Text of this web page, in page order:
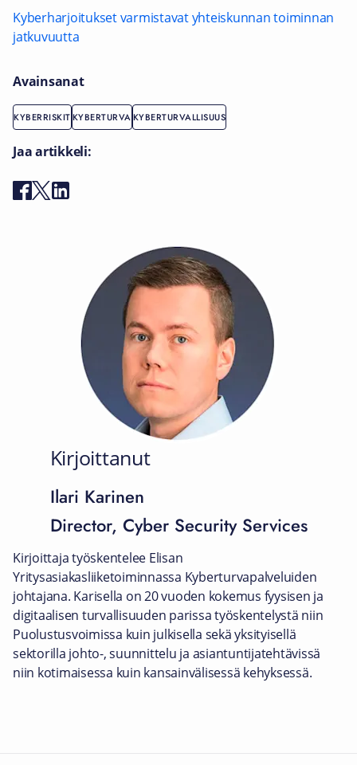
Kyberharjoitukset varmistavat yhteiskunnan toiminnan
jatkuvuutta
Avainsanat
KYBERRISKITKYBERTURVAKYBERTURVALLISUUS
Jaa artikkeli:
Kirjoittanut
Ilari Karinen
Director, Cyber Security Services
Kirjoittaja työskentelee Elisan
Yritysasiakasliiketoiminnassa Kyberturvapalveluiden
johtajana. Karisella on 20 vuoden kokemus fyysisen ja
digitaalisen turvallisuuden parissa työskentelystä niin
Puolustusvoimissa kuin julkisella sekä yksityisellä
sektorilla johto-, suunnittelu ja asiantuntijatehtävissä
niin kotimaisessa kuin kansainvälisessä kehyksessä.